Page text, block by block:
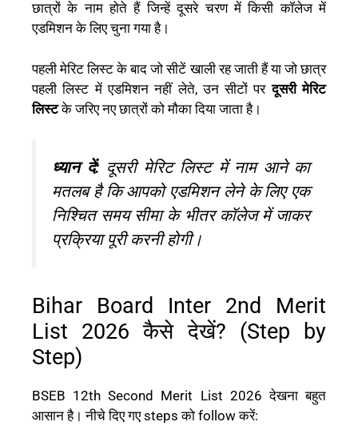
छात्रों के नाम होते हैं जिन्हें दूसरे चरण में किसी कॉलेज में
एडमिशन के लिए चुना गया है।
पहली मेरिट लिस्ट के बाद जो सीटें खाली रह जाती हैं या जो छात्र
पहली लिस्ट में एडमिशन नहीं लेते, उन सीटों परदूसरी मेरिट
लिस्टके जरिए नए छात्रों को मौका दिया जाता है।
ध्यान दें: दूसरी मेरिट लिस्ट में नाम आने का
मतलब है कि आपको एडमिशन लेने के लिए एक
निश्चित समय सीमा के भीतर कॉलेज में जाकर
प्रक्रिया पूरी करनी होगी।
Bihar Board Inter 2nd Merit
List 2026 कैसे देखें? (Step by
Step)
BSEB 12th Second Merit List 2026 देखना बहुत
आसान है। नीचे दिए गए steps को follow करें: